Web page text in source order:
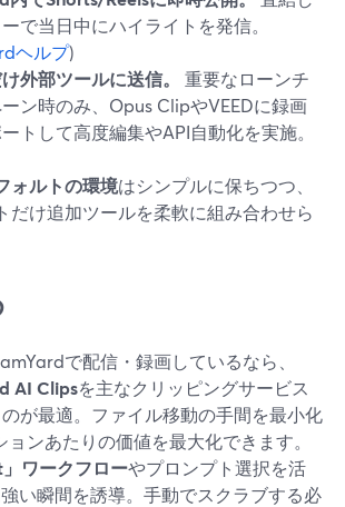
で当日中にハイライトを発信。
ヘルプ)
外部ツールに送信。
重要なローンチ
ン時のみ、Opus ClipやVEEDに録画
トして高度編集やAPI自動化を実施。
ォルトの環境はシンプルに保ちつつ、
だけ追加ツールを柔軟に組み合わせら
で配信・録画しているなら、
AI Clipsを主なクリッピングサービス
が最適。ファイル移動の手間を最小化
ョンあたりの価値を最大化できます。
ワークフローやプロンプト選択を活
い瞬間を誘導。手動でスクラブする必